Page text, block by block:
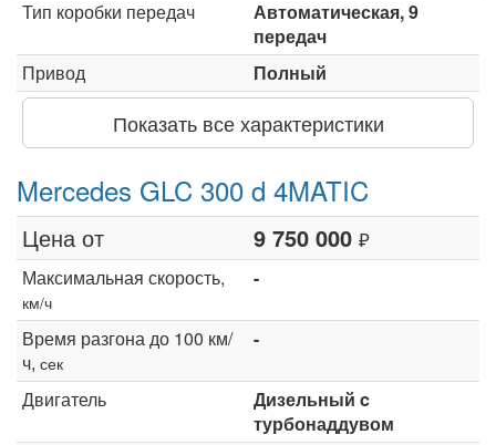
Тип коробки передач
Автоматическая, 9
передач
Привод
Полный
Показать все характеристики
Mercedes GLC 300 d 4MATIC
Цена от 9 750 000 ₽
Максимальная скорость,
км/ч
-
Время разгона до 100 км/
ч, сек
-
Двигатель
Дизельный c
турбонаддувом